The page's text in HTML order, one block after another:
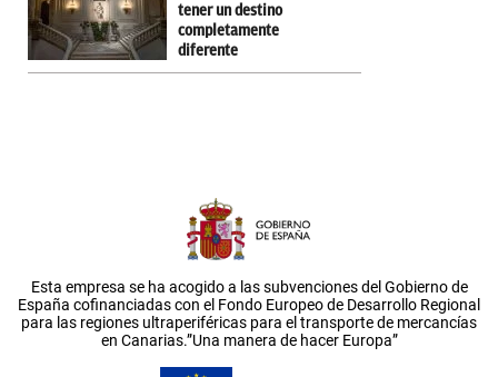
tener un destino
completamente
diferente
Esta empresa se ha acogido a las subvenciones del Gobierno de
España cofinanciadas con el Fondo Europeo de Desarrollo Regional
para las regiones ultraperiféricas para el transporte de mercancías
en Canarias.”Una manera de hacer Europa”